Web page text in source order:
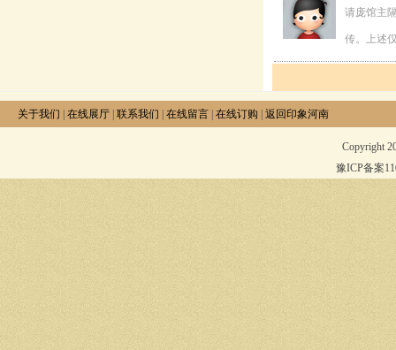
请庞馆主
传。上述
关于我们 在线展厅 联系我们 在线留言 在线订购 返回印象河南
Copyright
豫ICP备案